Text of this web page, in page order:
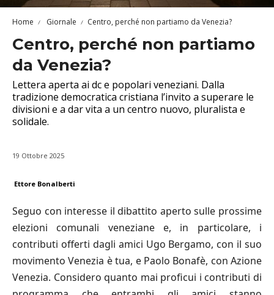
Home Giornale Centro, perché non partiamo da Venezia?
Centro, perché non partiamo
da Venezia?
Lettera aperta ai dc e popolari veneziani. Dalla
tradizione democratica cristiana l’invito a superare le
divisioni e a dar vita a un centro nuovo, pluralista e
solidale.
19 Ottobre 2025
Ettore Bonalberti
Seguo con interesse il dibattito aperto sulle prossime
elezioni comunali veneziane e, in particolare, i
contributi offerti dagli amici Ugo Bergamo, con il suo
movimento Venezia è tua, e Paolo Bonafè, con Azione
Venezia. Considero quanto mai proficui i contributi di